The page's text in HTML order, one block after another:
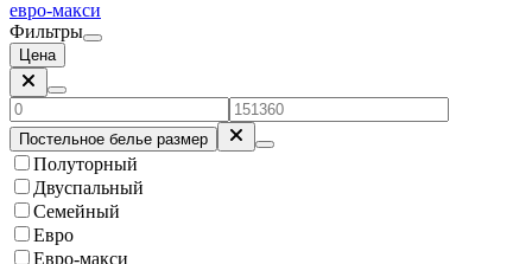
евро-макси
Фильтры
Цена
Постельное белье размер
Полуторный
Двуспальный
Семейный
Евро
Евро-макси